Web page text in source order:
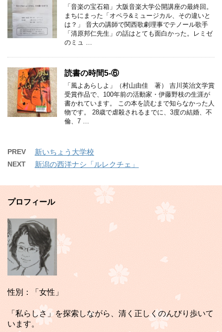
「音楽の宝石箱」大阪音楽大学公開講座の最終回。
まちにまった「オペラ&ミュージカル、その違いと
は？」 音大の講師で関西歌劇理事でテノール歌手
「清原邦仁先生」の話はとても面白かった。レミゼ
のミュ …
読書の時間5-⑥
「風よあらしよ」（村山由佳 著） 吉川英治文学賞
受賞作品で、100年前の活動家・伊藤野枝の生涯が
書かれています。 この本を読むまで知らなかった人
物です。 28歳で虐殺されるまでに、3度の結婚、不
倫、7 …
PREV 新いちょう大学校
NEXT 新潟の西洋ナシ「ルレクチェ」
プロフィール
性別：「女性」
「私らしさ」を探索しながら、清く正しくのんびり歩いて
います。